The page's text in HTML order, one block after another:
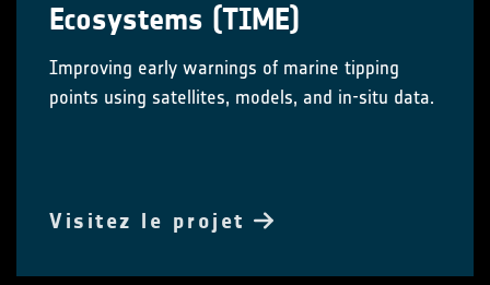
Ecosystems​ (TIME)
Improving early warnings of marine tipping
points using satellites, models, and in-situ data.
Visitez le projet